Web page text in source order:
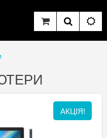
АКЦІЯ!